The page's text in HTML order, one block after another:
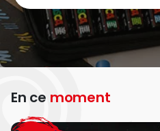
En ce moment